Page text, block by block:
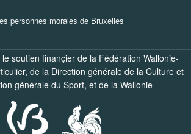
personnes morales de Bruxelles
soutien finançier de la Fédération Wallonie-
de la Direction générale de la Cultureet
générale du Sport, et de la Wallonie